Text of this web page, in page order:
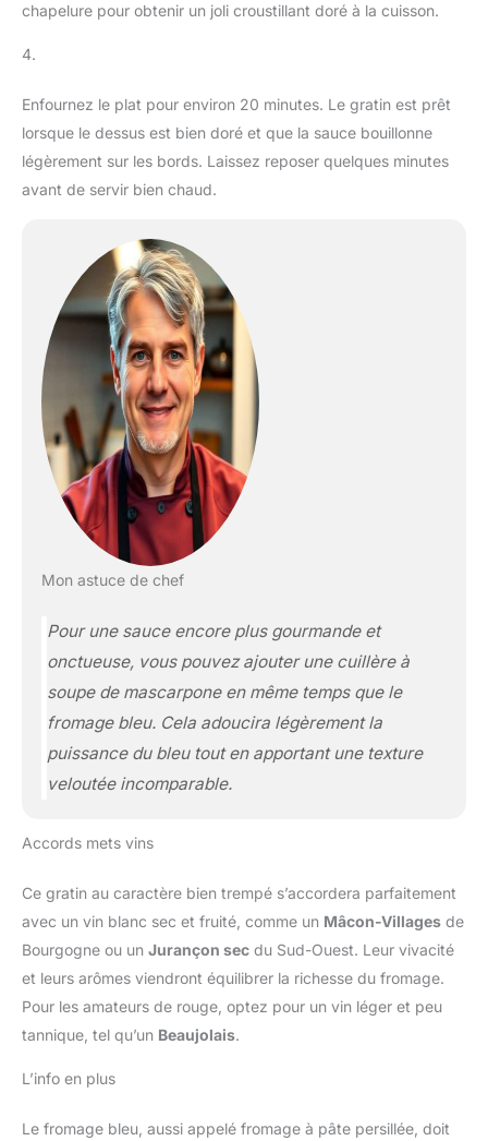
chapelure pour obtenir un joli croustillant doré à la cuisson.
4.
Enfournez le plat pour environ 20 minutes. Le gratin est prêt
lorsque le dessus est bien doré et que la sauce bouillonne
légèrement sur les bords. Laissez reposer quelques minutes
avant de servir bien chaud.
Mon astuce de chef
Pour une sauce encore plus gourmande et
onctueuse, vous pouvez ajouter une cuillère à
soupe de mascarpone en même temps que le
fromage bleu. Cela adoucira légèrement la
puissance du bleu tout en apportant une texture
veloutée incomparable.
Accords mets vins
Ce gratin au caractère bien trempé s’accordera parfaitement
avec un vin blanc sec et fruité, comme un Mâcon-Villages de
Bourgogne ou un Jurançon sec du Sud-Ouest. Leur vivacité
et leurs arômes viendront équilibrer la richesse du fromage.
Pour les amateurs de rouge, optez pour un vin léger et peu
tannique, tel qu’un Beaujolais.
L’info en plus
Le fromage bleu, aussi appelé fromage à pâte persillée, doit